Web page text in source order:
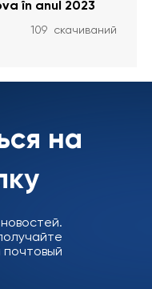
în anul 2023
109 скачиваний
на
почтовый